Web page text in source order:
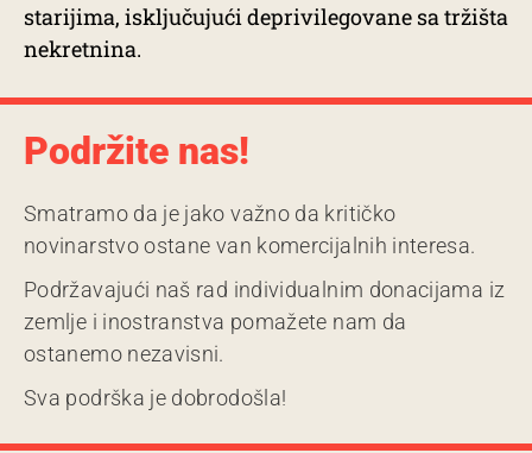
starijima, isključujući deprivilegovane sa tržišta
nekretnina.
Podržite nas!
Smatramo da je jako važno da kritičko
novinarstvo ostane van komercijalnih interesa.
Podržavajući naš rad individualnim donacijama iz
zemlje i inostranstva pomažete nam da
ostanemo nezavisni.
Sva podrška je dobrodošla!